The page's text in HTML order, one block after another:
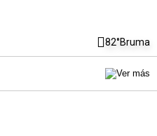
82°Bruma